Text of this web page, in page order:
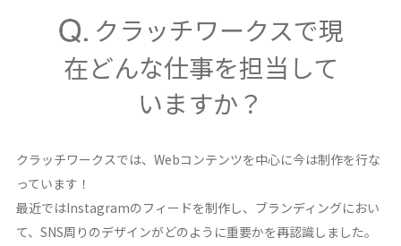
クラッチワークスで現
在どんな仕事を担当して
いますか？
クラッチワークスでは、Webコンテンツを中心に今は制作を行な
っています！
最近ではInstagramのフィードを制作し、ブランディングにおい
て、SNS周りのデザインがどのように重要かを再認識しました。